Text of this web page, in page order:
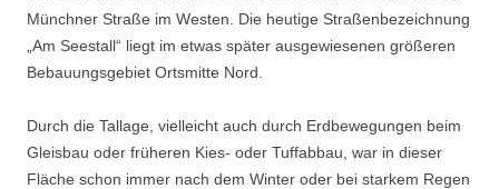
Münchner Straße im Westen. Die heutige Straßenbezeichnung
„Am Seestall“ liegt im etwas später ausgewiesenen größeren
Bebauungsgebiet Ortsmitte Nord.
Durch die Tallage, vielleicht auch durch Erdbewegungen beim
Gleisbau oder früheren Kies- oder Tuffabbau, war in dieser
Fläche schon immer nach dem Winter oder bei starkem Regen